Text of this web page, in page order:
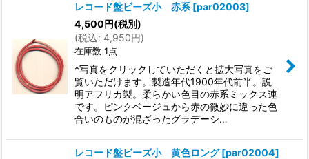
レコード盤ビーズ小 赤系 [par02003]
4,500円(税別)
(税込: 4,950円)
在庫数 1点
*写真をクリックしていただくと拡大写真をご
覧いただけます。製造年代1900年代前半。説
明アフリカ製。柔らかい色目の赤系ミックス連
です。ピンクベージュから赤の微妙に違った色
合いのものが混ざったグラデーシ…
レコード盤ビーズ小 黄色ロング [par02004]